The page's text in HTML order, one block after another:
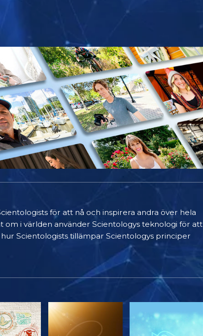
för att nå och inspirera andra över hela
i världen använder Scientologys teknologi för att
Scientologists tillämpar Scientologys principer